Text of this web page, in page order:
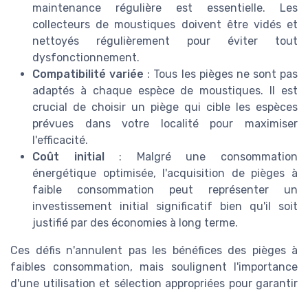
maintenance régulière est essentielle. Les
collecteurs de moustiques doivent être vidés et
nettoyés régulièrement pour éviter tout
dysfonctionnement.
Compatibilité variée : Tous les pièges ne sont pas
adaptés à chaque espèce de moustiques. Il est
crucial de choisir un piège qui cible les espèces
prévues dans votre localité pour maximiser
l'efficacité.
Coût initial: Malgré une consommation
énergétique optimisée, l'acquisition de pièges à
faible consommation peut représenter un
investissement initial significatif bien qu'il soit
justifié par des économies à long terme.
Ces défis n'annulent pas les bénéfices des pièges à
faibles consommation, mais soulignent l'importance
d'une utilisation et sélection appropriées pour garantir